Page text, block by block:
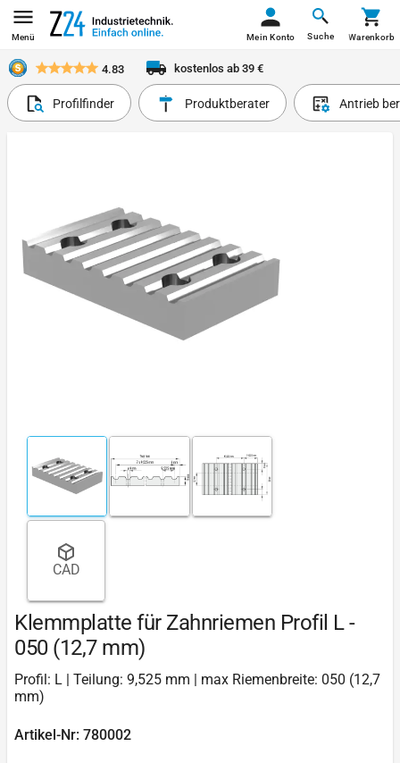
Menü Suche
Mein Konto Warenkorb
4.83 kostenlos ab 39 €
Profilfinder Produktberater Antrieb
CAD
Klemmplatte für Zahnriemen Profil L -
050 (12,7 mm)
Profil: L | Teilung: 9,525 mm | max Riemenbreite: 050 (12,7
mm)
Artikel-Nr: 780002